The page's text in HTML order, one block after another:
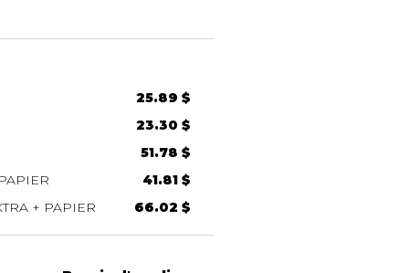
25.89 $
23.30 $
51.78 $
41.81 $
+ PAPIER
66.02 $